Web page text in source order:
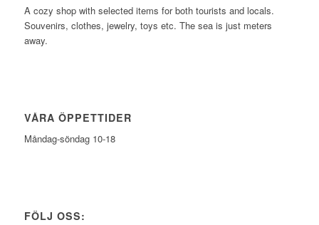
A cozy shop with selected items for both tourists and locals.
Souvenirs, clothes, jewelry, toys etc. The sea is just meters
away.
VÅRA ÖPPETTIDER
Måndag-söndag 10-18
FÖLJ OSS: